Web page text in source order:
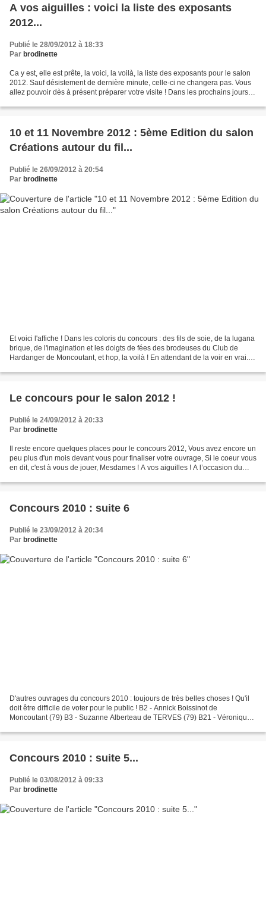
A vos aiguilles : voici la liste des exposants
2012...
Publié le 28/09/2012 à 18:33
Par brodinette
Ca y est, elle est prête, la voici, la voilà, la liste des exposants pour le salon
2012. Sauf désistement de dernière minute, celle-ci ne changera pas. Vous
allez pouvoir dès à présent préparer votre visite ! Dans les prochains jours,
10 et 11 Novembre 2012 : 5ème Edition du salon
Créations autour du fil...
Publié le 26/09/2012 à 20:54
Par brodinette
Et voici l'affiche ! Dans les coloris du concours : des fils de soie, de la lugana
brique, de l'imagination et les doigts de fées des brodeuses du Club de
Hardanger de Moncoutant, et hop, la voilà ! En attendant de la voir en vrai...
Le concours pour le salon 2012 !
Publié le 24/09/2012 à 20:33
Par brodinette
Il reste encore quelques places pour le concours 2012, Vous avez encore un
peu plus d'un mois devant vous pour finaliser votre ouvrage, Si le coeur vous
en dit, c'est à vous de jouer, Mesdames ! A vos aiguilles ! A l’occasion du
Concours 2010 : suite 6
Publié le 23/09/2012 à 20:34
Par brodinette
D'autres ouvrages du concours 2010 : toujours de très belles choses ! Qu'il
doit être difficile de voter pour le public ! B2 - Annick Boissinot de
Moncoutant (79) B3 - Suzanne Alberteau de TERVES (79) B21 - Véronique
Concours 2010 : suite 5...
Publié le 03/08/2012 à 09:33
Par brodinette